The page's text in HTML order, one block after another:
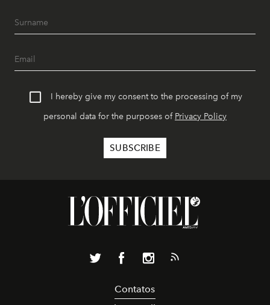
I hereby give my consent to the processing of my
personal data for the purposes of Privacy Policy
Contatos